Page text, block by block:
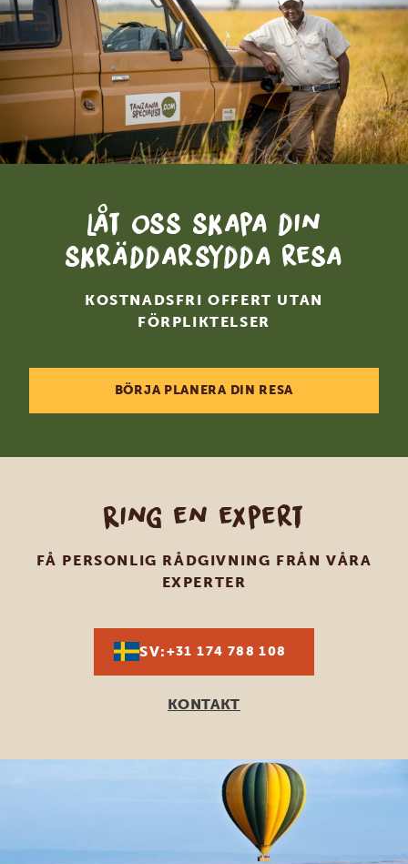
Låt oss skapa din
skräddarsydda resa
KOSTNADSFRI OFFERT UTAN
FÖRPLIKTELSER
BÖRJA PLANERA DIN RESA
Ring en expert
FÅ PERSONLIG RÅDGIVNING FRÅN VÅRA
EXPERTER
SV:+31 174 788 108
KONTAKT